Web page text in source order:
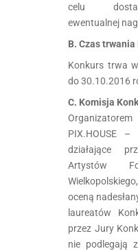
celu
ewentualnej
B. Czas trwania
Konkurs trwa
do 30.10.2016
C. Komisja
PIX.HOUSE
działające
Artystów
oceną
laureatów
przez Jury
nie podlegają